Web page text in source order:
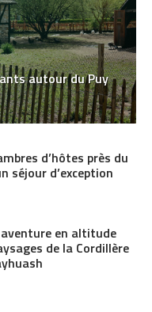
autour du Puy
d’hôtes près du
séjour d’exception
en altitude
de la Cordillère